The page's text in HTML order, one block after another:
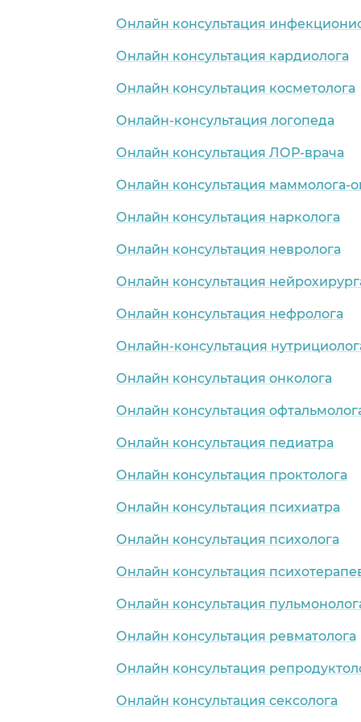
Онлайн консультация
Онлайн консультация кардиолога
Онлайн консультация косметолога
Онлайн-консультация логопеда
Онлайн консультация ЛОР-врача
Онлайн консультация маммолога-
Онлайн консультация нарколога
Онлайн консультация невролога
Онлайн консультация
Онлайн консультация нефролога
Онлайн-консультация
Онлайн консультация онколога
Онлайн консультация
Онлайн консультация педиатра
Онлайн консультация проктолога
Онлайн консультация психиатра
Онлайн консультация психолога
Онлайн консультация
Онлайн консультация
Онлайн консультация ревматолога
Онлайн консультация
Онлайн консультация сексолога